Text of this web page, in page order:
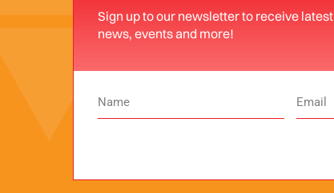
Sign up to our newsletter to receive latest
news, events and more!